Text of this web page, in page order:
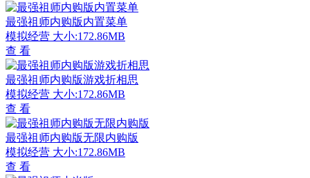
最强祖师内购版内置菜单
模拟经营 大小:172.86MB
查 看
最强祖师内购版游戏折相思
模拟经营 大小:172.86MB
查 看
最强祖师内购版无限内购版
模拟经营 大小:172.86MB
查 看